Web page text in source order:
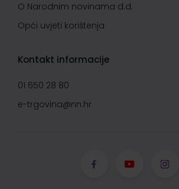
O Narodnim novinama d.d.
Opći uvjeti korištenja
Kontakt informacije
01 650 28 80
e-trgovina@nn.hr